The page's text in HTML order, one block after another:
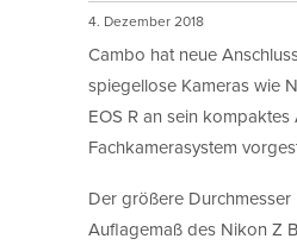
4. Dezember 2018
Cambo hat neue
spiegellose Kameras wie
EOS R an sein kompaktes
Fachkamerasystem
Der größere
Auflagemaß des Nikon Z